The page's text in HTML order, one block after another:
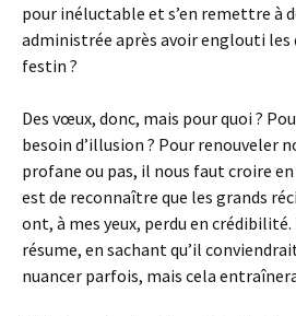
pour inéluctable et s’en remettre à
administrée après avoir englouti les
festin ?
Des vœux, donc, mais pour quoi ?
besoin d’illusion ? Pour renouveler
profane ou pas, il nous faut croire en
est de reconnaître que les grands
ont, à mes yeux, perdu en
résume, en sachant qu’il
nuancer parfois, mais cela